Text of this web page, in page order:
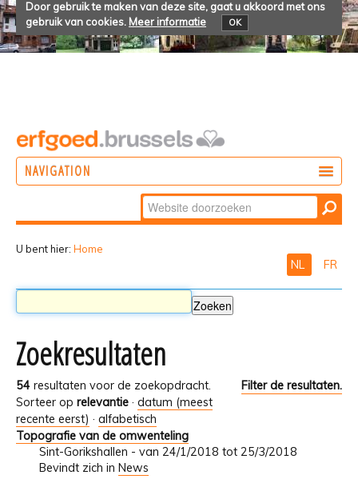
Door gebruik te maken van deze site, gaat u akkoord met ons
gebruik van cookies. Meer informatie OK
NAVIGATION
Zoek
Geavanceerd
U bent hier: Home
NL FR
Zoekresultaten
54 resultaten voor de zoekopdracht.
Filter de resultaten.
Sorteer op relevantie · datum (meest
recente eerst) · alfabetisch
Topografie van de omwenteling
Sint-Gorikshallen - van 24/1/2018 tot 25/3/2018
Bevindt zich in News